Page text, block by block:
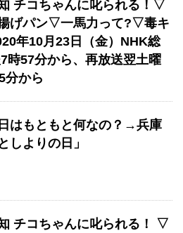
チコちゃんに叱られる！▽
げパン▽一馬力って?▽毒キ
年10月23日（金）NHK総
時57分から、再放送翌土曜
分から
はもともと何なの？→兵庫
しよりの日」
チコちゃんに叱られる！ ▽